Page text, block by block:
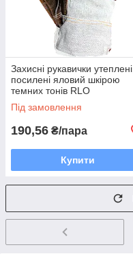
Захисні рукавички утеплені,
посилені яловий шкірою
темних тонів RLO
Під замовлення
190,56 ₴/пара
Купити